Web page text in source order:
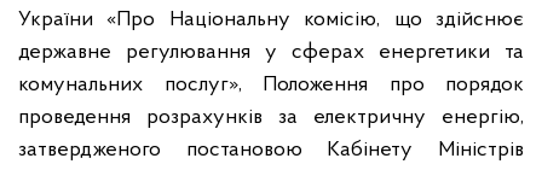
України «Про Національну комісію, що здійснює
державне регулювання у сферах енергетики та
комунальних послуг», Положення про порядок
проведення розрахунків за електричну енергію,
затвердженого постановою Кабінету Міністрів